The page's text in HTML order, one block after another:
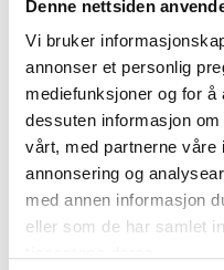
Denne nettsiden
Vi bruker
annonser et personlig
mediefunksjoner og for
dessuten informasjon
vårt, med partnerne våre
annonsering og
med annen informasjon
eller som de har samlet